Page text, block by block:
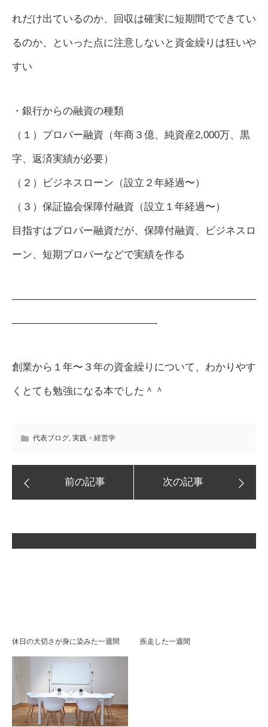
れだけ出ているのか、回収は確実に短期間でできてい
るのか、といった点に注意しないと資金繰りは狂いや
すい
・銀行からの融資の種類
（１）プロパー融資（年商３億、純資産2,000万、黒
字、返済実績が必要）
（２）ビジネスローン（設立２年経過〜）
（３）保証協会保障付融資（設立１年経過〜）
目指すはプロパー融資だが、保障付融資、ビジネスロ
ーン、短期プロパーなどで実績を作る
————————————————————————
——————————————-
創業から１年〜３年の資金繰りについて、わかりやす
くとても勉強になる本でした＾＾
代表ブログ, 実践・経営学
休日の大切さが身に染みた一週間 疾走した一週間